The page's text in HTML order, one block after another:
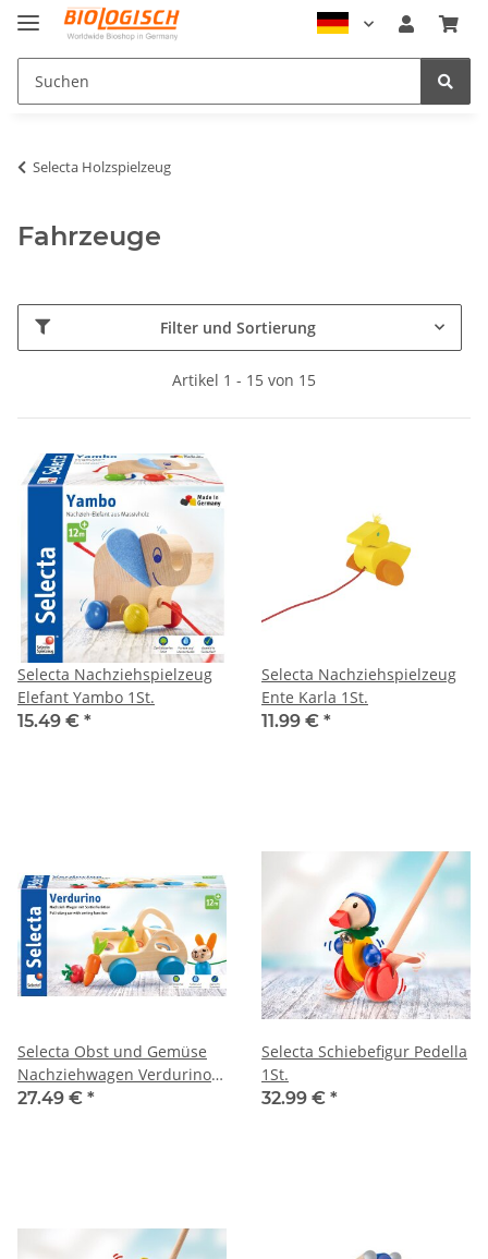
Selecta Holzspielzeug
Fahrzeuge
Filter und Sortierung
Artikel 1 - 15 von 15
Selecta Nachziehspielzeug
Elefant Yambo 1St.
15.49 € *
Selecta Nachziehspielzeug
Ente Karla 1St.
11.99 € *
Selecta Obst und Gemüse
Nachziehwagen Verdurino
1St.
27.49 € *
Selecta Schiebefigur Pedella
1St.
32.99 € *